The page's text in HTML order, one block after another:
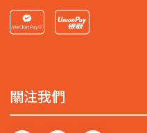
關注我們